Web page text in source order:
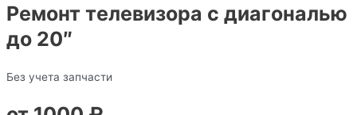
Ремонт телевизора с диагональю
до 20″
Без учета запчасти